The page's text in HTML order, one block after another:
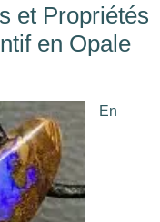
et Propriétés
en Opale
En